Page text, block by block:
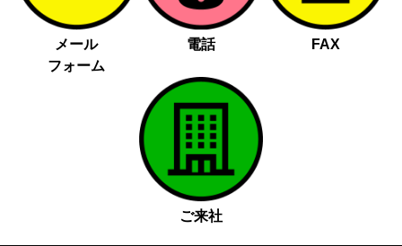
メール
フォーム
電話 FAX
ご来社